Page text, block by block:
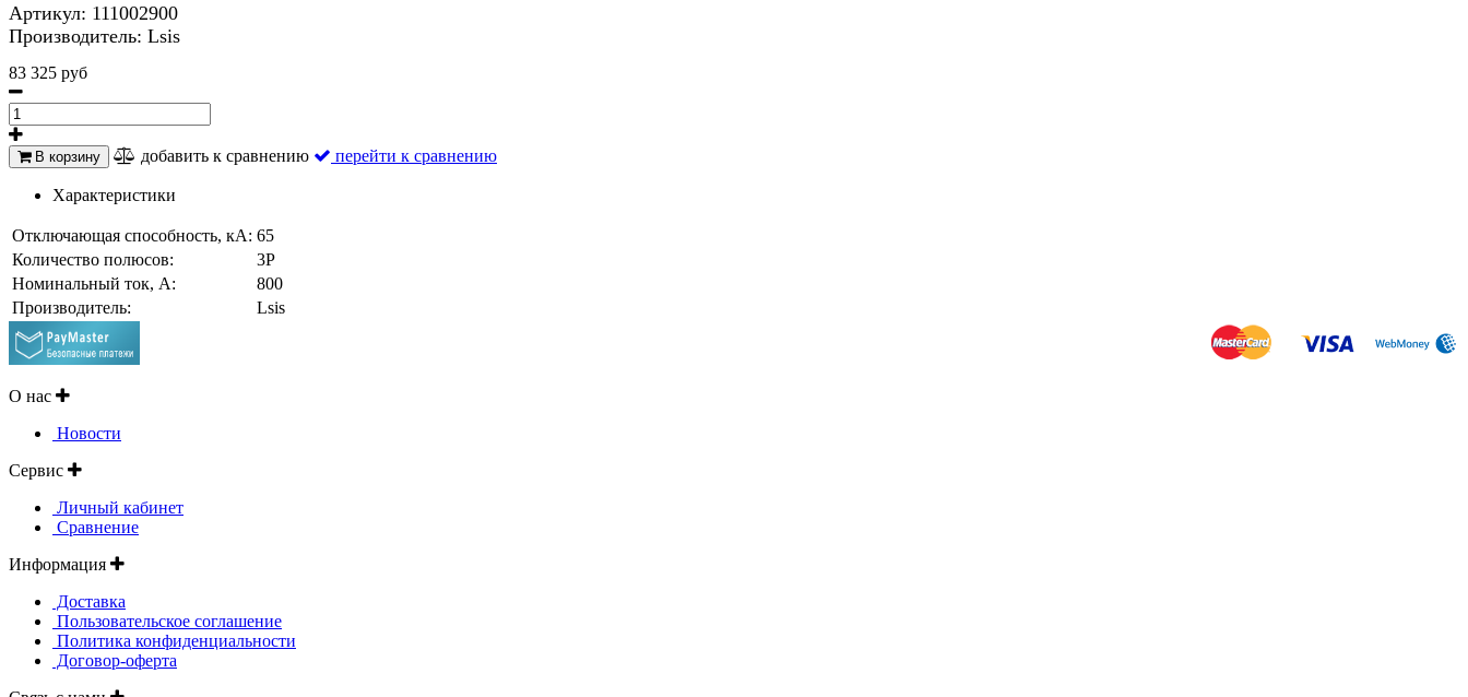
Артикул: 111002900
Производитель: Lsis
83 325 руб
В корзину добавить к сравнению перейти к сравнению
Характеристики
Отключающая способность, кА: 65
Количество полюсов:
3P
Номинальный ток, A:
800
Производитель:
Lsis
О нас
Новости
Сервис
Личный кабинет
Сравнение
Информация
Доставка
Пользовательское соглашение
Политика конфиденциальности
Договор-оферта